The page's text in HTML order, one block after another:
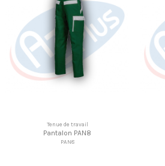
Tenue de travail
Pantalon PAN8
PAN8